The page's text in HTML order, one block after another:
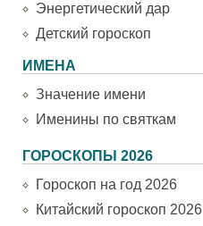
Энергетический дар
Детский гороскоп
ИМЕНА
Значение имени
Именины по святкам
ГОРОСКОПЫ 2026
Гороскоп на год 2026
Китайский гороскоп 2026